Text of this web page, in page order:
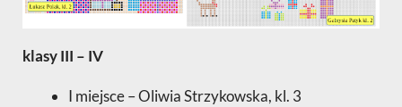
klasy III – IV
I miejsce – Oliwia Strzykowska, kl. 3